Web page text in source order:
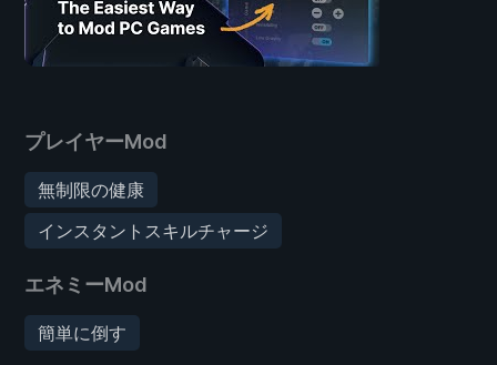
プレイヤーMod
無制限の健康
インスタントスキルチャージ
エネミーMod
簡単に倒す